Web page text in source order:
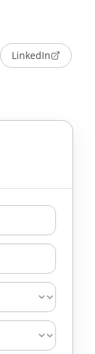
LinkedIn